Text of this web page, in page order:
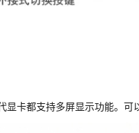
卡都支持多屏显示功能。可